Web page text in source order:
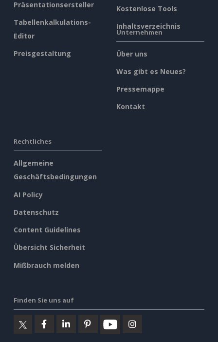
Präsentationsersteller
Tabellenkalkulations-
Editor
Preisgestaltung
Kostenlose Tools
Inhaltsverzeichnis
Unternehmen
Über uns
Was gibt es Neues?
Pressemappe
Kontakt
Rechtliches
Allgemeine
Geschäftsbedingungen
AI Policy
Datenschutz
Content Guidelines
Übersicht Sicherheit
Mißbrauch melden
Finden Sie uns auf